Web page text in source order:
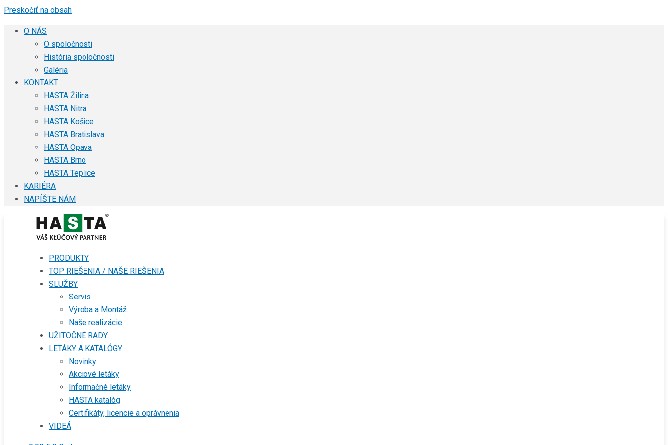
Preskočiť na obsah
O NÁS
O spoločnosti
História spoločnosti
Galéria
KONTAKT
HASTA Žilina
HASTA Nitra
HASTA Košice
HASTA Bratislava
HASTA Opava
HASTA Brno
HASTA Teplice
KARIÉRA
NAPÍŠTE NÁM
PRODUKTY
TOP RIEŠENIA / NAŠE RIEŠENIA
SLUŽBY
Servis
Výroba a Montáž
Naše realizácie
UŽITOČNÉ RADY
LETÁKY A KATALÓGY
Novinky
Akciové letáky
Informačné letáky
HASTA katalóg
Certifikáty, licencie a oprávnenia
VIDEÁ